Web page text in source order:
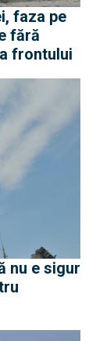
faza pe
fără
frontului
nu e sigur